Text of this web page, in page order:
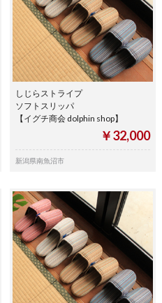
しじらストライプ
ソフトスリッパ
【イグチ商会 dolphin shop】
￥32,000
新潟県南魚沼市